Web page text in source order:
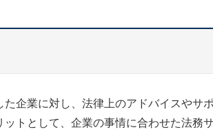
た企業に対し、法律上のアドバイスやサ
トとして、企業の事情に合わせた法務